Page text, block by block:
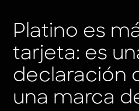
Platino es
tarjeta: es
declaración
una marca